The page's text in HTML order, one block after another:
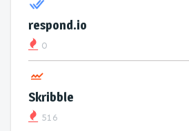
respond.io
0
Skribble
516